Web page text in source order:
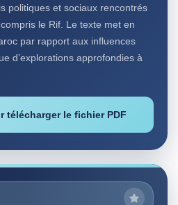
politiques et sociaux rencontrés
le Rif. Le texte met en
par rapport aux influences
d’explorations approfondies à
télécharger le fichier PDF